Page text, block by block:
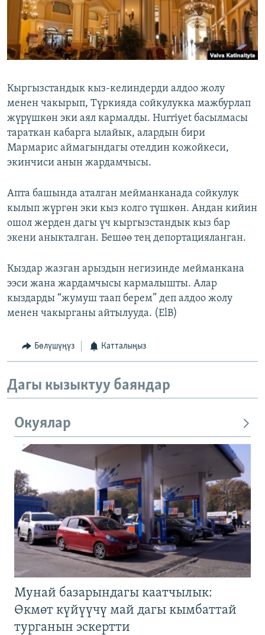
ЭЕ/АРнун бардык сайттары
Кыргызстандык кыз-келиндерди алдоо жолу
менен чакырып, Түркияда сойкулукка мажбурлап
жүрүшкөн эки аял кармалды. Hurriyet басылмасы
тараткан кабарга ылайык, алардын бири
Мармарис аймагындагы отелдин кожойкеси,
экинчиси анын жардамчысы.
Апта башында аталган мейманканада сойкулук
кылып жүргөн эки кыз колго түшкөн. Андан кийин
ошол жерден дагы үч кыргызстандык кыз бар
экени аныкталган. Бешөө тең депортацияланган.
Кыздар жазган арыздын негизинде мейманкана
ээси жана жардамчысы кармалышты. Алар
кыздарды “жумуш таап берем” деп алдоо жолу
менен чакырганы айтылууда. (ElB)
Бөлүшүңүз Катталыңыз
Дагы кызыктуу баяндар
Окуялар
Мунай базарындагы каатчылык:
Өкмөт күйүүчү май дагы кымбаттай
турганын эскертти